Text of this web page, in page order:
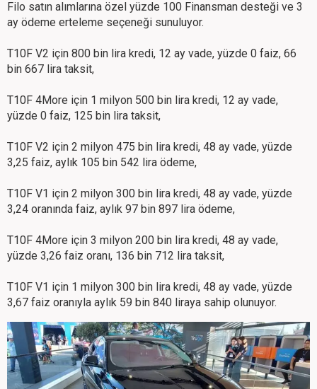
Filo satın alımlarına özel yüzde 100 Finansman desteği ve 3
ay ödeme erteleme seçeneği sunuluyor.
T10F V2 için 800 bin lira kredi, 12 ay vade, yüzde 0 faiz, 66
bin 667 lira taksit,
T10F 4More için 1 milyon 500 bin lira kredi, 12 ay vade,
yüzde 0 faiz, 125 bin lira taksit,
T10F V2 için 2 milyon 475 bin lira kredi, 48 ay vade, yüzde
3,25 faiz, aylık 105 bin 542 lira ödeme,
T10F V1 için 2 milyon 300 bin lira kredi, 48 ay vade, yüzde
3,24 oranında faiz, aylık 97 bin 897 lira ödeme,
T10F 4More için 3 milyon 200 bin lira kredi, 48 ay vade,
yüzde 3,26 faiz oranı, 136 bin 712 lira taksit,
T10F V1 için 1 milyon 300 bin lira kredi, 48 ay vade, yüzde
3,67 faiz oranıyla aylık 59 bin 840 liraya sahip olunuyor.